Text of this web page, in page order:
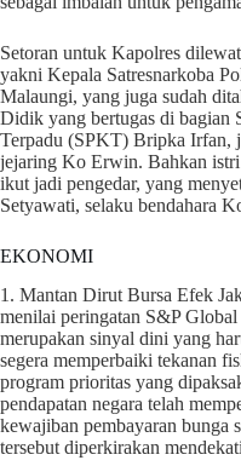
Setoran untuk Kapolres
yakni Kepala Satresnarkoba
Malaungi, yang juga sudah
Didik yang bertugas di bagian
Terpadu (SPKT) Bripka Irfan,
jejaring Ko Erwin. Bahkan
ikut jadi pengedar, yang
Setyawati, selaku bendahara
EKONOMI
1. Mantan Dirut Bursa Efek
menilai peringatan S&P
merupakan sinyal dini yang
segera memperbaiki tekanan
program prioritas yang
pendapatan negara telah
kewajiban pembayaran bunga
tersebut diperkirakan